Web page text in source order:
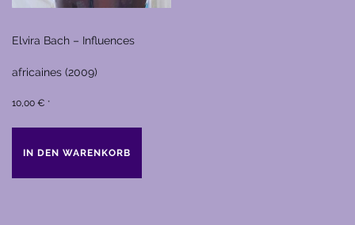
Elvira Bach – Influences
africaines (2009)
10,00 € *
IN DEN WARENKORB